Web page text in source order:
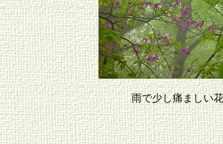
雨で少し痛ましい花